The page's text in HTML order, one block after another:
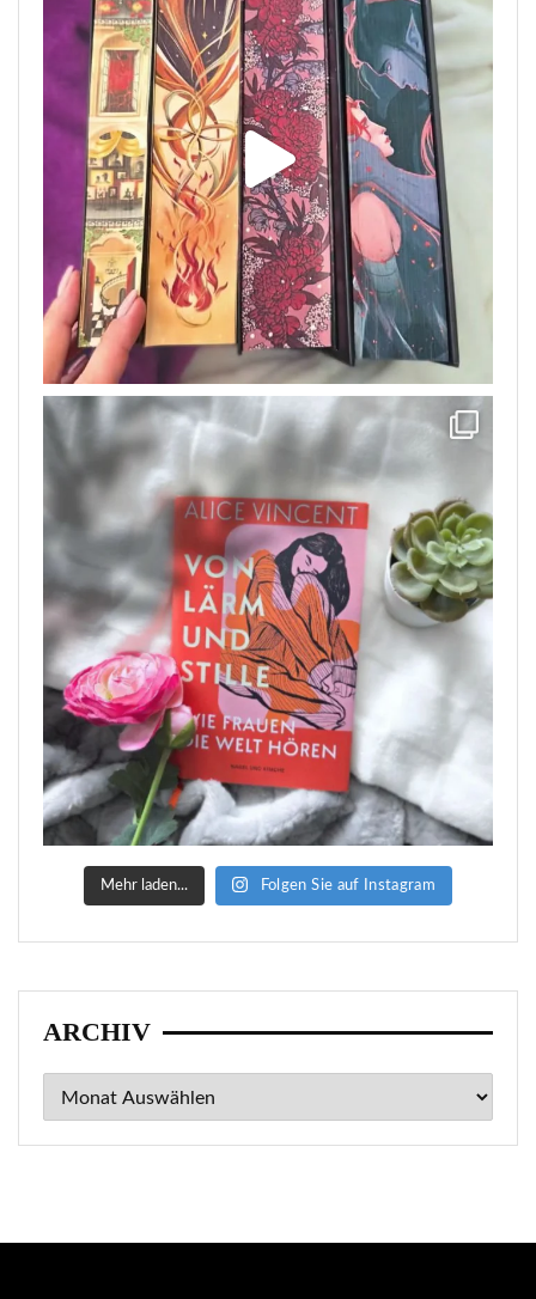
Mehr laden... Folgen Sie auf Instagram
ARCHIV
Archiv